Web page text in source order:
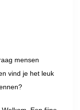
mensen
vind je het leuk